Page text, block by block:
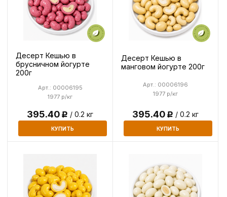
Десерт Кешью в
брусничном йогурте
200г
1977 р/кг
Арт.: 00006195
395.40Р / 0.2 кг
КУПИТЬ
Десерт Кешью в
манговом йогурте 200г
1977 р/кг
Арт.: 00006196
395.40Р / 0.2 кг
КУПИТЬ